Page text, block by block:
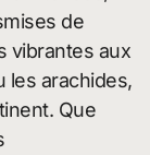
de
vibrantes aux
les arachides,
Que